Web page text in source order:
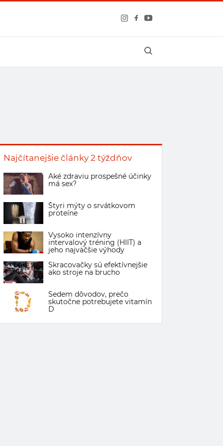
Najčítanejšie články 2 týždňov
Aké zdraviu prospešné účinky
má sex?
Štyri mýty o srvátkovom
proteíne
Vysoko intenzívny
intervalový tréning (HIIT) a
jeho najväčšie výhody
Skracovačky sú efektívnejšie
ako stroje na brucho
Sedem dôvodov, prečo
skutočne potrebujete vitamín
D